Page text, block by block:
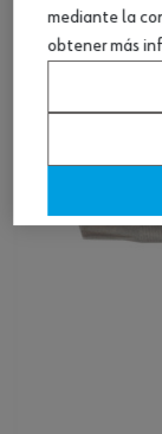
mediante la
obtener más